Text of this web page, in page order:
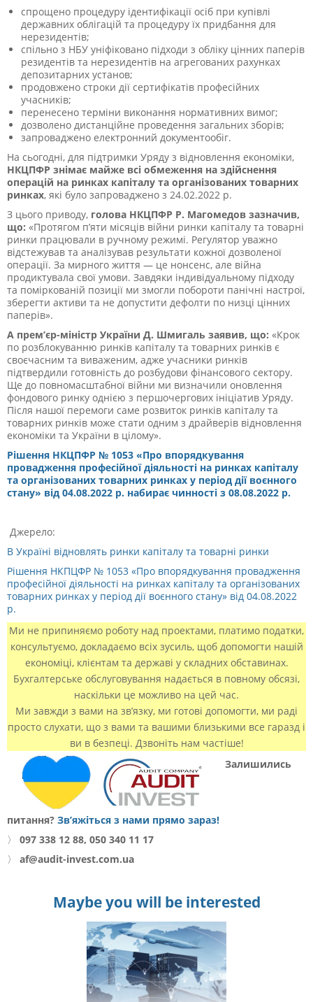
спрощено процедуру ідентифікації осіб при купівлі
державних облігацій та процедуру їх придбання для
нерезидентів;
спільно з НБУ уніфіковано підходи з обліку цінних паперів
резидентів та нерезидентів на агрегованих рахунках
депозитарних установ;
продовжено строки дії сертифікатів професійних
учасників;
перенесено терміни виконання нормативних вимог;
дозволено дистанційне проведення загальних зборів;
запроваджено електронний документообіг.
На сьогодні, для підтримки Уряду з відновлення економіки,
НКЦПФР знімає майже всі обмеження на здійснення
операцій на ринках капіталу та організованих товарних
ринках, які було запроваджено з 24.02.2022 р.
З цього приводу, голова НКЦПФР Р. Магомедов зазначив,
що: «Протягом п’яти місяців війни ринки капіталу та товарні
ринки працювали в ручному режимі. Регулятор уважно
відстежував та аналізував результати кожної дозволеної
операції. За мирного життя — це нонсенс, але війна
продиктувала свої умови. Завдяки індивідуальному підходу
та поміркованій позиції ми змогли побороти панічні настрої,
зберегти активи та не допустити дефолти по низці цінних
паперів».
А прем’єр-міністр України Д. Шмигаль заявив, що: «Крок
по розблокуванню ринків капіталу та товарних ринків є
своєчасним та виваженим, адже учасники ринків
підтвердили готовність до розбудови фінансового сектору.
Ще до повномасштабної війни ми визначили оновлення
фондового ринку однією з першочергових ініціатив Уряду.
Після нашої перемоги саме розвиток ринків капіталу та
товарних ринків може стати одним з драйверів відновлення
економіки та України в цілому».
Рішення НКЦПФР № 1053 «Про впорядкування
провадження професійної діяльності на ринках капіталу
та організованих товарних ринках у період дії воєнного
стану» від 04.08.2022 р. набирає чинності з 08.08.2022 р.
Джерело:
В Україні відновлять ринки капіталу та товарні ринки
Рішення НКПЦФР № 1053 «Про впорядкування провадження
професійної діяльності на ринках капіталу та організованих
товарних ринках у період дії воєнного стану» від 04.08.2022
р.
Ми не припиняємо роботу над проектами, платимо податки,
консультуємо, докладаємо всіх зусиль, щоб допомогти нашій
економіці, клієнтам та державі у складних обставинах.
Бухгалтерське обслуговування надається в повному обсязі,
наскільки це можливо на цей час.
Ми завжди з вами на зв’язку, ми готові допомогти, ми раді
просто слухати, що з вами та вашими близькими все гаразд і
ви в безпеці. Дзвоніть нам частіше!
Залишились
питання? Зв’яжіться з нами прямо зараз!
〉
097 338 12 88, 050 340 11 17
〉
af@audit-invest.com.ua
Maybe you will be interested